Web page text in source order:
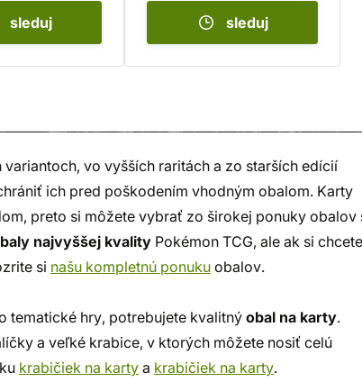
sleduj sleduj
vo vyšších raritách a zo starších edícií
ich pred poškodením vhodným obalom. Karty
preto si môžete vybrať zo širokej ponuky obalov
najvyššej kvality Pokémon TCG, ale ak si chcete
si našu kompletnú ponuku obalov.
tematické hry, potrebujete kvalitný obal na karty.
a veľké krabice, v ktorých môžete nosiť celú
krabičiek na karty a krabičiek na karty.